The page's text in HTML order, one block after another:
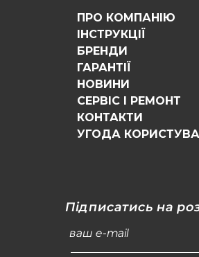
ПРО КОМПАНІЮ
ІНСТРУКЦІЇ
БРЕНДИ
ГАРАНТІЇ
НОВИНИ
СЕРВІС І РЕМОНТ
КОНТАКТИ
УГОДА
Підписатись на
ваш e-mail